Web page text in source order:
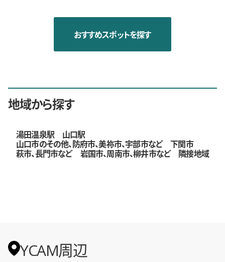
おすすめスポットを探す
地域から探す
湯田温泉駅 山口駅
山口市のその他、防府市、美祢市、宇部市など 下関市
萩市、長門市など 岩国市、周南市、柳井市など 隣接地域
YCAM周辺